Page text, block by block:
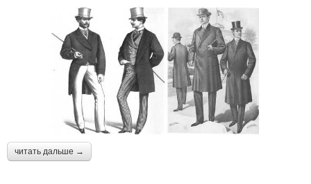
читать дальше →